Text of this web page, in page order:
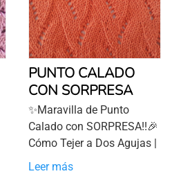
PUNTO CALADO
CON SORPRESA
✨Maravilla de Punto
Calado con SORPRESA!!🎉
Cómo Tejer a Dos Agujas |
Leer más